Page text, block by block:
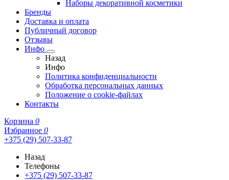
Наборы декоративной косметики
Бренды
Доставка и оплата
Публичный договор
Отзывы
Инфо
Назад
Инфо
Политика конфиденциальности
Обработка персональных данных
Положение о cookie-файлах
Контакты
Корзина 0
Избранное 0
+375 (29) 507-33-87
Назад
Телефоны
+375 (29) 507-33-87